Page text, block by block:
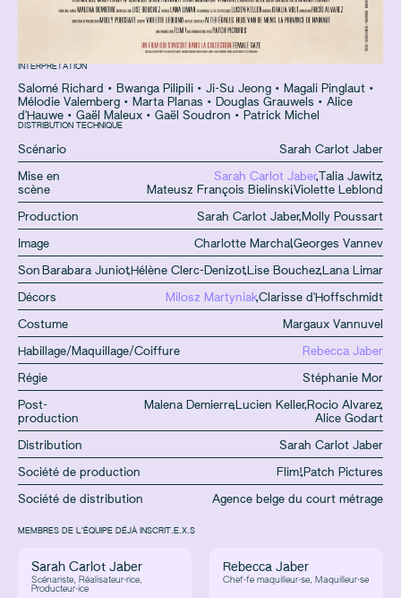
INTERPRÉTATION
Salomé Richard • Bwanga Pilipili • Ji-Su Jeong • Magali Pinglaut •
Mélodie Valemberg • Marta Planas • Douglas Grauwels • Alice
d'Hauwe • Gaël Maleux • Gaël Soudron • Patrick Michel
DISTRIBUTION TECHNIQUE
Scénario Sarah Carlot Jaber
Mise en
scène
Sarah Carlot Jaber, Talia Jawitz,
Mateusz François Bielinski,Violette Leblond
Production Sarah Carlot Jaber, Molly Poussart
Image Charlotte Marchal,Georges Vannev
Son Barabara Juniot, Hélène Clerc-Denizot, Lise Bouchez, Lana Limar
Décors Milosz Martyniak,Clarisse d'Hoffschmidt
Costume Margaux Vannuvel
Habillage/Maquillage/Coiffure Rebecca Jaber
Régie Stéphanie Mor
Post-
production
Malena Demierre, Lucien Keller, Rocio Alvarez,
Alice Godart
Distribution Sarah Carlot Jaber
Société de production Flim!, Patch Pictures
Société de distribution Agence belge du court métrage
MEMBRES DE L'ÉQUIPE DÉJÀ INSCRIT.E.X.S
Sarah Carlot Jaber
Scénariste, Réalisateur·rice,
Producteur·ice
Rebecca Jaber
Chef·fe maquilleur·se, Maquilleur·se